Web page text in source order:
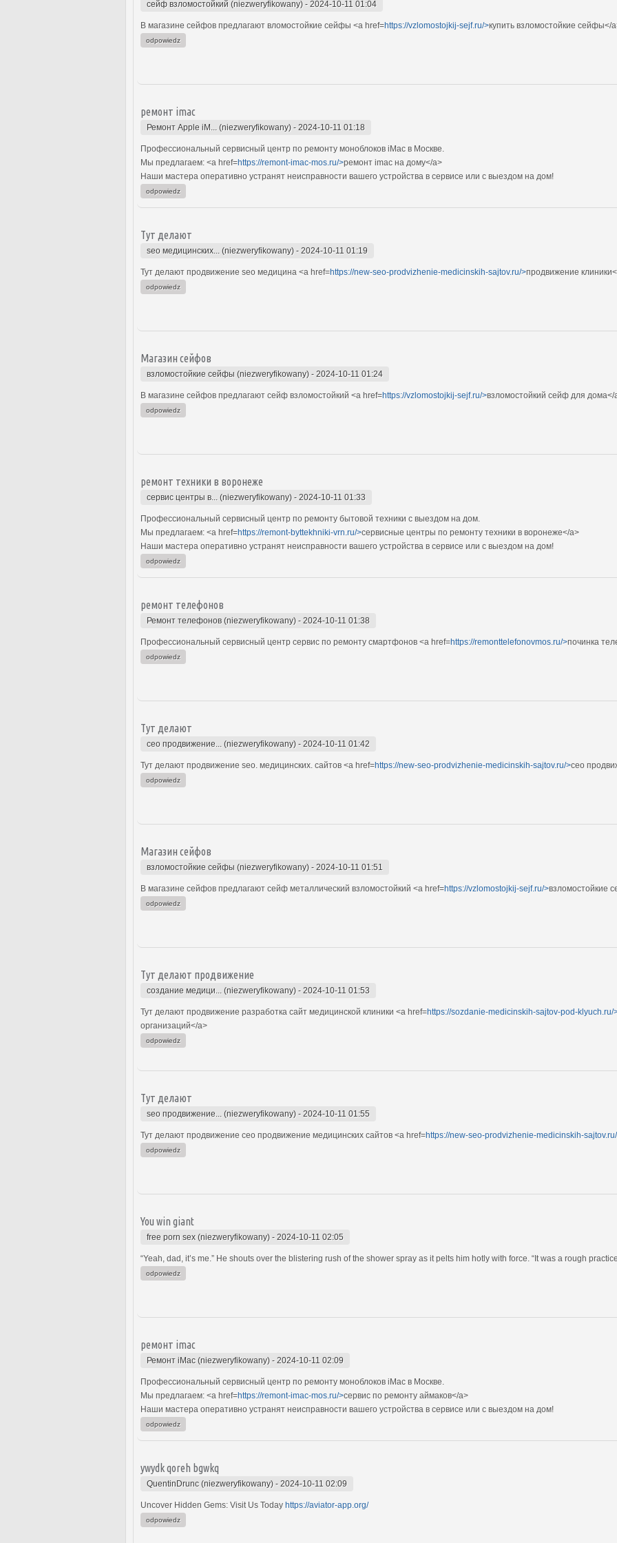
сейф взломостойкий (niezweryfikowany) - 2024-10-11 01:04
В магазине сейфов предлагают вломостойкие сейфы <a href=https://vzlomostojkij-sejf.ru/>купить взломостойкие сейфы</
odpowiedz
ремонт imac
Ремонт Apple iM... (niezweryfikowany) - 2024-10-11 01:18
Профессиональный сервисный центр по ремонту моноблоков iMac в Москве.
Мы предлагаем: <a href=https://remont-imac-mos.ru/>ремонт imac на дому</a>
Наши мастера оперативно устранят неисправности вашего устройства в сервисе или с выездом на дом!
odpowiedz
Тут делают
seo медицинских... (niezweryfikowany) - 2024-10-11 01:19
Тут делают продвижение seo медицина <a href=https://new-seo-prodvizhenie-medicinskih-sajtov.ru/>продвижение
odpowiedz
Магазин сейфов
взломостойкие сейфы (niezweryfikowany) - 2024-10-11 01:24
В магазине сейфов предлагают сейф взломостойкий <a href=https://vzlomostojkij-sejf.ru/>взломостойкий сейф для дома</
odpowiedz
ремонт техники в воронеже
сервис центры в... (niezweryfikowany) - 2024-10-11 01:33
Профессиональный сервисный центр по ремонту бытовой техники с выездом на дом.
Мы предлагаем: <a href=https://remont-byttekhniki-vrn.ru/>сервисные центры по ремонту техники в воронеже</a>
Наши мастера оперативно устранят неисправности вашего устройства в сервисе или с выездом на дом!
odpowiedz
ремонт телефонов
Ремонт телефонов (niezweryfikowany) - 2024-10-11 01:38
Профессиональный сервисный центр сервис по ремонту смартфонов <a href=https://remonttelefonovmos.ru/>починка
odpowiedz
Тут делают
сео продвижение... (niezweryfikowany) - 2024-10-11 01:42
Тут делают продвижение seo. медицинских. сайтов <a href=https://new-seo-prodvizhenie-medicinskih-sajtov.ru/>сео
odpowiedz
Магазин сейфов
взломостойкие сейфы (niezweryfikowany) - 2024-10-11 01:51
В магазине сейфов предлагают сейф металлический взломостойкий <a href=https://vzlomostojkij-sejf.ru/>взломостойкие
odpowiedz
Тут делают продвижение
создание медици... (niezweryfikowany) - 2024-10-11 01:53
Тут делают продвижение разработка сайт медицинской клиники <a href=https://sozdanie-medicinskih-sajtov-pod-klyuch.ru/
организаций</a>
odpowiedz
Тут делают
seo продвижение... (niezweryfikowany) - 2024-10-11 01:55
Тут делают продвижение сео продвижение медицинских сайтов <a href=https://new-seo-prodvizhenie-medicinskih-
odpowiedz
You win giant
free porn sex (niezweryfikowany) - 2024-10-11 02:05
“Yeah, dad, it’s me.” He shouts over the blistering rush of the shower spray as it pelts him hotly with force. “It was a rough
odpowiedz
ремонт imac
Ремонт iMac (niezweryfikowany) - 2024-10-11 02:09
Профессиональный сервисный центр по ремонту моноблоков iMac в Москве.
Мы предлагаем: <a href=https://remont-imac-mos.ru/>сервис по ремонту аймаков</a>
Наши мастера оперативно устранят неисправности вашего устройства в сервисе или с выездом на дом!
odpowiedz
ywydk qoreh bgwkq
QuentinDrunc (niezweryfikowany) - 2024-10-11 02:09
Uncover Hidden Gems: Visit Us Today https://aviator-app.org/
odpowiedz